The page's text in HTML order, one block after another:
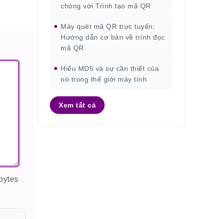
chóng với Trình tạo mã QR
Máy quét mã QR trực tuyến:
Hướng dẫn cơ bản về trình đọc
mã QR
Hiểu MD5 và sự cần thiết của
nó trong thế giới máy tính
Xem tất cả